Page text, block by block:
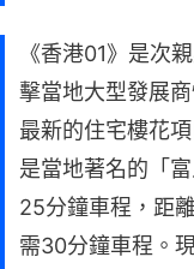
《香港01》是次
擊當地大型發展
最新的住宅樓花
是當地著名的「
25分鐘車程，距
需30分鐘車程。